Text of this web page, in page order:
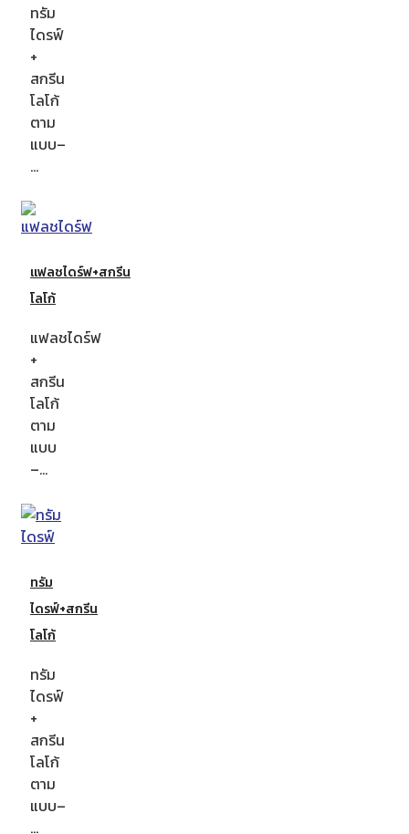
ทรัม
ไดรฟ์
+
สกรีน
โลโก้
ตาม
แบบ–
…
แฟลชไดร์ฟ+สกรีน
โลโก้
แฟลชไดร์ฟ
+
สกรีน
โลโก้
ตาม
แบบ
–…
ทรัม
ไดรฟ์+สกรีน
โลโก้
ทรัม
ไดรฟ์
+
สกรีน
โลโก้
ตาม
แบบ–
…